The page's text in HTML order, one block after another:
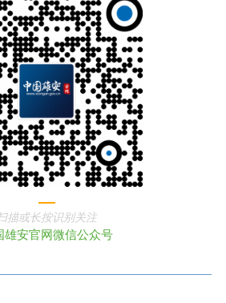
描或长按识别关注
雄安官网微信公众号